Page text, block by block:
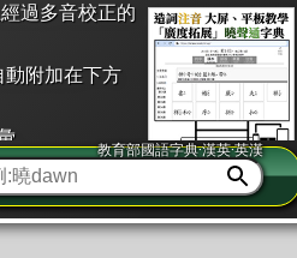
過多音校正的
動附加在下方
。
查詢「同注音」或「同筆畫」。
「連續查詢」此字詞的解釋，不
教育部國語字典·漢英·英漢